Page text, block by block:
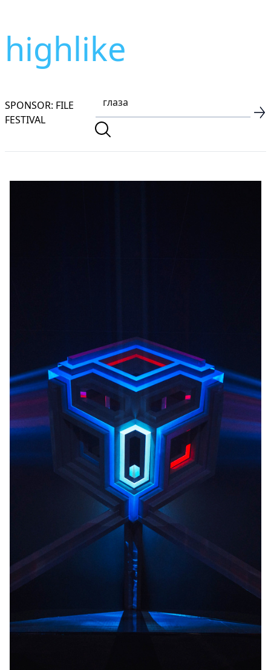
highlike
SPONSOR: FILE
FESTIVAL